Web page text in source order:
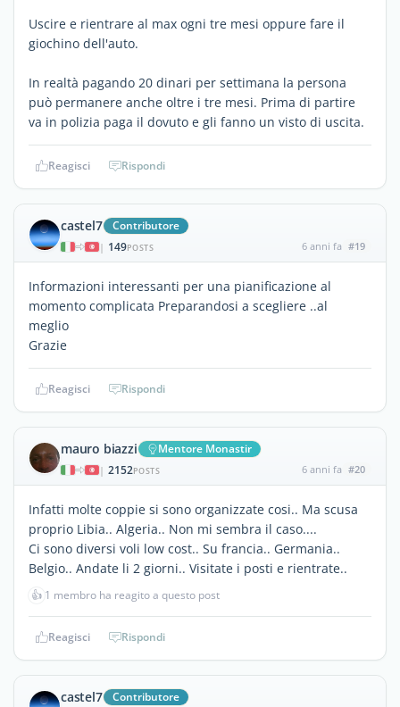
Uscire e rientrare al max ogni tre mesi oppure fare il
giochino dell'auto.
In realtà pagando 20 dinari per settimana la persona
può permanere anche oltre i tre mesi. Prima di partire
va in polizia paga il dovuto e gli fanno un visto di uscita.
Reagisci Rispondi
castel7 Contributore
| 149POSTS 6 anni fa #19
Informazioni interessanti per una pianificazione al
momento complicata Preparandosi a scegliere ..al
meglio
Grazie
Reagisci Rispondi
mauro biazzi Mentore Monastir
| 2152POSTS 6 anni fa #20
Infatti molte coppie si sono organizzate cosi.. Ma scusa
proprio Libia.. Algeria.. Non mi sembra il caso....
Ci sono diversi voli low cost.. Su francia.. Germania..
Belgio.. Andate li 2 giorni.. Visitate i posti e rientrate..
👍 1 membro ha reagito a questo post
Reagisci Rispondi
castel7 Contributore